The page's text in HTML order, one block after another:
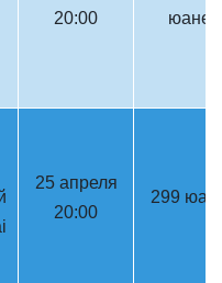
20:00
юаней
25 апреля
20:00
299